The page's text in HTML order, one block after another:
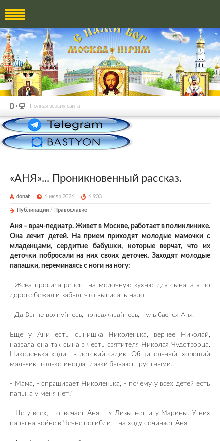
Полная версия сайта
«АНЯ»... Проникновенный рассказ.
donat 6 июля 2026 6 903
Публикации / Православие
Аня – врач-педиатр. Живет в Москве, работает в поликлинике.
Она лечит детей. На прием приходят молодые мамочки с
младенцами, сердитые бабушки, которые ворчат, что их
деточки побросали на них своих деточек. Заходят молодые
папашки, переминаясь с ноги на ногу:
- Жена просила рецепт на молочную кухню для сына, а я по
дороге бежал и забыл, что выписать надо.
- Да Вы не волнуйтесь, присаживайтесь, - улыбается Аня.
Еще у Ани есть сынишка Николенька, вернее Николай,
назвала она так сына в честь святителя Николая Чудотворца.
Николенька ходит в детский садик. Общительный, хороший
мальчик, только иногда глазки бывают грустными.
- Мама, - спрашивает Николенька, - почему у всех детей есть
папы, а у меня нет?
- Не у всех, - отвечает Аня, - у Лизы нет и у Марины. У них
папы на войне в Чечне погибли, - на ходу сочиняет Аня.